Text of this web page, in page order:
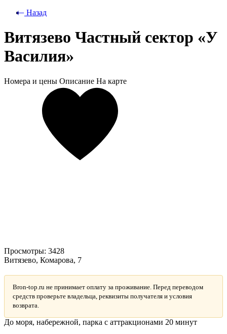
⃪ Назад
Витязево Частный сектор «У
Василия»
Номера и цены Описание На карте
Просмотры: 3428
Витязево, Комарова, 7
Bron-top.ru не принимает оплату за проживание. Перед переводом
средств проверьте владельца, реквизиты получателя и условия
возврата.
До моря, набережной, парка с аттракционами 20 минут